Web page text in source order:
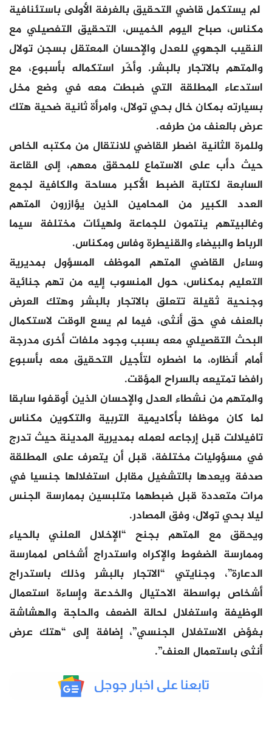
لم يستكمل قاضي التحقيق بالغرفة الأولى باستئنافية
مكناس، صباح اليوم الخميس، التحقيق التفصيلي مع
النقيب الجهوي للعدل والإحسان المعتقل بسجن تولال
والمتهم بالاتجار بالبشر. وأخّر استكماله بأسبوع، مع
استدعاء المطلقة التي ضبطت معه في وضع مخل
بسيارته بمكان خال بحي تولال، وامرأة ثانية ضحية هتك
عرض بالعنف من طرفه.
وللمرة الثانية اضطر القاضي للانتقال من مكتبه الخاص
حيث دأب على الاستماع للمحقق معهم، إلى القاعة
السابعة لكتابة الضبط الأكبر مساحة والكافية لجمع
العدد الكبير من المحامين الذين يؤازرون المتهم
وغالبيتهم ينتمون للجماعة ولهيئات مختلفة سيما
الرباط والبيضاء والقنيطرة وفاس ومكناس.
وساءل القاضي المتهم الموظف المسؤول بمديرية
التعليم بمكناس، حول المنسوب إليه من تهم جنائية
وجنحية ثقيلة تتعلق بالاتجار بالبشر وهتك العرض
بالعنف في حق أنثى، فيما لم يسع الوقت لاستكمال
البحث التقصيلي معه بسبب وجود ملفات أخرى مدرجة
أمام أنظاره، ما اضطره لتأجيل التحقيق معه بأسبوع
رافضا تمتيعه بالسراح المؤقت.
والمتهم من نشطاء العدل والإحسان الذين أوقفوا سابقا
لما كان موظفا بأكاديمية التربية والتكوين مكناس
تافيلالت قبل إرجاعه لعمله بمديرية المدينة حيث تدرج
في مسؤوليات مختلفة، قبل أن يتعرف على المطلقة
صدفة ويعدها بالتشغيل مقابل استغلالها جنسيا في
مرات متعددة قبل ضبطهما متلبسين بممارسة الجنس
ليلا بحي تولال، وفق المصادر.
ويحقق مع المتهم بجنح “الإخلال العلني بالحياء
وممارسة الضغوط والإكراه واستدراج أشخاص لممارسة
الدعارة”، وجنايتي “الاتجار بالبشر وذلك باستدراج
أشخاص بواسطة الاحتيال والخدعة وإساءة استعمال
الوظيفة واستغلال لحالة الضعف والحاجة والهشاشة
بغؤض الاستغلال الجنسي”، إضافة إلى “هتك عرض
أنثى باستعمال العنف”.